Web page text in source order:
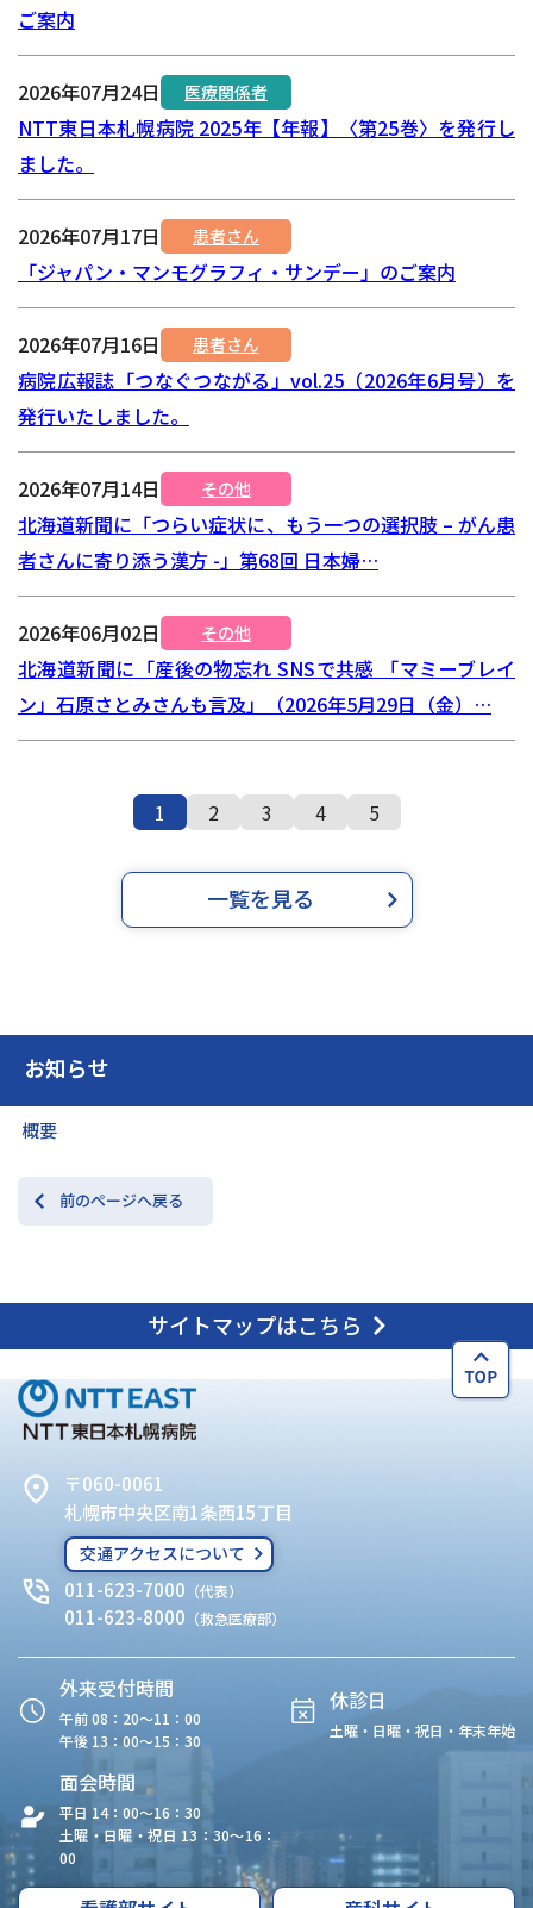
お知らせ
概要
前のページへ戻る
ご案内
2026年07月24日 医療関係者
NTT東日本札幌病院 2025年【年報】〈第25巻〉を発行し
ました。
2026年07月17日 患者さん
「ジャパン・マンモグラフィ・サンデー」のご案内
2026年07月16日 患者さん
病院広報誌「つなぐつながる」vol.25（2026年6月号）を
発行いたしました。
2026年07月14日 その他
北海道新聞に「つらい症状に、もう一つの選択肢 – がん患
者さんに寄り添う漢方 -」第68回 日本婦…
2026年06月02日 その他
北海道新聞に「産後の物忘れ SNSで共感 「マミーブレイ
ン」石原さとみさんも言及」（2026年5月29日（金）…
1 2 3 4 5
一覧を見る
サイトマップはこちら
〒060-0061
札幌市中央区南1条西15丁目
交通アクセスについて
011-623-7000 （代表）
011-623-8000 （救急医療部）
外来受付時間
午前 08：20〜11：00
午後 13：00〜15：30
休診日
土曜・日曜・祝日・年末年始
面会時間
平日 14：00〜16：30
土曜・日曜・祝日 13：30〜16：
00